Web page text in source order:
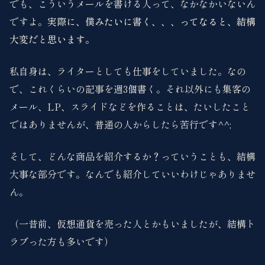
でも、こういうメールを書ける人って、なかなかいないん
ですよ。 実際に、僕みたいに書く、、、ってなると、結構
大変だと思います。
私自身は、ライターとしても仕事をしていました。なの
で、これくらいの記事を週3個書く。それ以外にも集客の
メール、LP、スライドなどを作ることは、たいしたこと
ではありませんが、普通の人からしたら苦行です^^;
そして、どんな商品を紹介するか？っていうことも、結構
大事な部分です。なんでも紹介していいわけじゃありませ
ん。
（一昔前、仮想通貨を売った人とかもいましたが、結構ト
ラブった方も多いです）